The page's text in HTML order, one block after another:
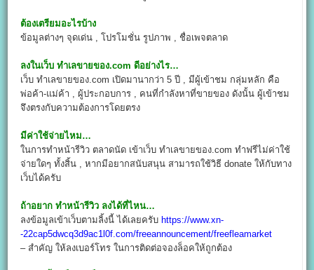
ต้องเตรียมอะไรบ้าง
ข้อมูลต่างๆ จุดเด่น , โปรโมชั่น รูปภาพ , ชื่อเพจตลาด
ลงในเว็บ ทำเลขายของ.com ดีอย่างไร…
เว็บ ทำเลขายของ.com เปิดมานากว่า 5 ปี , มีผู้เข้าชม กลุ่มหลัก คือ
พ่อค้า-แม่ค้า , ผู้ประกอบการ , คนที่กำลังหาที่ขายของ ดังนั้น ผู้เข้าชม
จึงตรงกับความต้องการโดยตรง
มีค่าใช้จ่ายไหม…
ในการทำหน้ารีวิว ตลาดนัด เข้าเว็บ ทำเลขายของ.com ทำฟรีไม่ค่าใช้
จ่ายใดๆ ทั้งสิ้น , หากมีอยากสนับสนุน สามารถใช้วิธี donate ให้กับทาง
เว็บได้ครับ
ถ้าอยาก ทำหน้ารีวิว ลงได้ที่ไหน…
ลงข้อมูลเข้าเว็บตามลิ้งนี้ ได้เลยครับ https://www.xn-
-22cap5dwcq3d9ac1l0f.com/freeannouncement/freefleamarket
– สำคัญ ให้ลงเบอร์โทร ในการติดต่อจองล็อคให้ถูกต้อง